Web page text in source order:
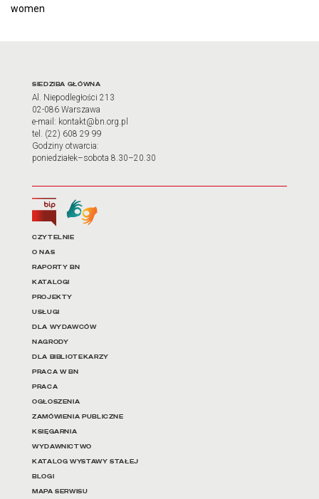
women
Adres oraz godziny
SIEDZIBA GŁÓWNA
Al. Niepodległości 213
02-086 Warszawa
e-mail: kontakt@bn.org.pl
tel. (22) 608 29 99
Godziny otwarcia:
poniedziałek–sobota 8.30–20.30
Biuletyn Informacji Publicznej
Tłumacz języka migowego
Linki do najważniejszych
CZYTELNIE
O NAS
RAPORTY BN
KATALOGI
PROJEKTY
USŁUGI
DLA WYDAWCÓW
NAGRODY
DLA BIBLIOTEKARZY
PRACA W BN
PRACA
OGŁOSZENIA
ZAMÓWIENIA PUBLICZNE
KSIĘGARNIA
WYDAWNICTWO
KATALOG WYSTAWY STAŁEJ
BLOGI
MAPA SERWISU